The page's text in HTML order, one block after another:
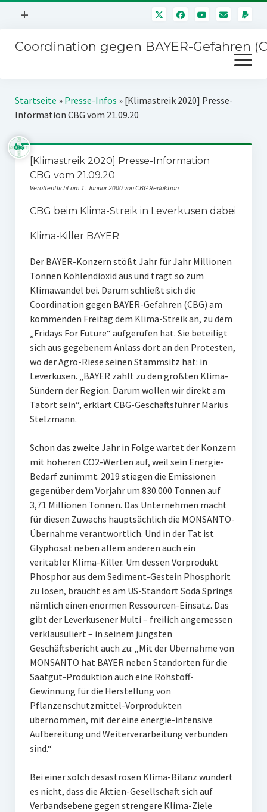
Menü
+
Mitmachen
Über uns
Kontakt
Impressum
Störfälle
Coordination gegen BAYER-Gefahren
Menü
öffnen
Kampagnen
Stichwort BAYER
Jahrestagung
Startseite » Presse-Infos » [Klimastreik 2020] Presse-
Information CBG vom 21.09.20
[Klimastreik 2020] Presse-Information
CBG vom 21.09.20
Veröffentlicht am 1. Januar 2000 von CBG Redaktion
CBG beim Klima-Streik in Leverkusen dabei
Klima-Killer BAYER
Der BAYER-Konzern stößt Jahr für Jahr Millionen
Tonnen Kohlendioxid aus und trägt so zum
Klimawandel bei. Darum schließt sich die
Coordination gegen BAYER-Gefahren (CBG) am
kommenden Freitag dem Klima-Streik an, zu dem
„Fridays For Future“ aufgerufen hat. Sie beteiligt
sich aus gegebenem Anlass dort an den Protesten,
wo der Agro-Riese seinen Stammsitz hat: in
Leverkusen. „BAYER zählt zu den größten Klima-
Sündern der Region. Darum wollen wir direkt am
Tatort sein“, erklärt CBG-Geschäftsführer Marius
Stelzmann.
Schon das zweite Jahr in Folge wartet der Konzern
mit höheren CO2-Werten auf, weil sein Energie-
Bedarf zunimmt. 2019 stiegen die Emissionen
gegenüber dem Vorjahr um 830.000 Tonnen auf
3,71 Millionen Tonnen. Das Unternehmen macht
für diesen Zuwachs hauptsächlich die MONSANTO-
Übernahme verantwortlich. Und in der Tat ist
Glyphosat neben allem anderen auch ein
veritabler Klima-Killer. Um dessen Vorprodukt
Phosphor aus dem Sediment-Gestein Phosphorit
zu lösen, braucht es am US-Standort Soda Springs
nämlich einen enormen Ressourcen-Einsatz. Das
gibt der Leverkusener Multi – freilich angemessen
verklausuliert – in seinem jüngsten
Geschäftsbericht auch zu: „Mit der Übernahme von
MONSANTO hat BAYER neben Standorten für die
Saatgut-Produktion auch eine Rohstoff-
Gewinnung für die Herstellung von
Pflanzenschutzmittel-Vorprodukten
übernommen, mit der eine energie-intensive
Aufbereitung und Weiterverarbeitung verbunden
sind.“
Bei einer solch desaströsen Klima-Bilanz wundert
es nicht, dass die Aktien-Gesellschaft sich auf
Verbandsebene gegen strengere Klima-Ziele